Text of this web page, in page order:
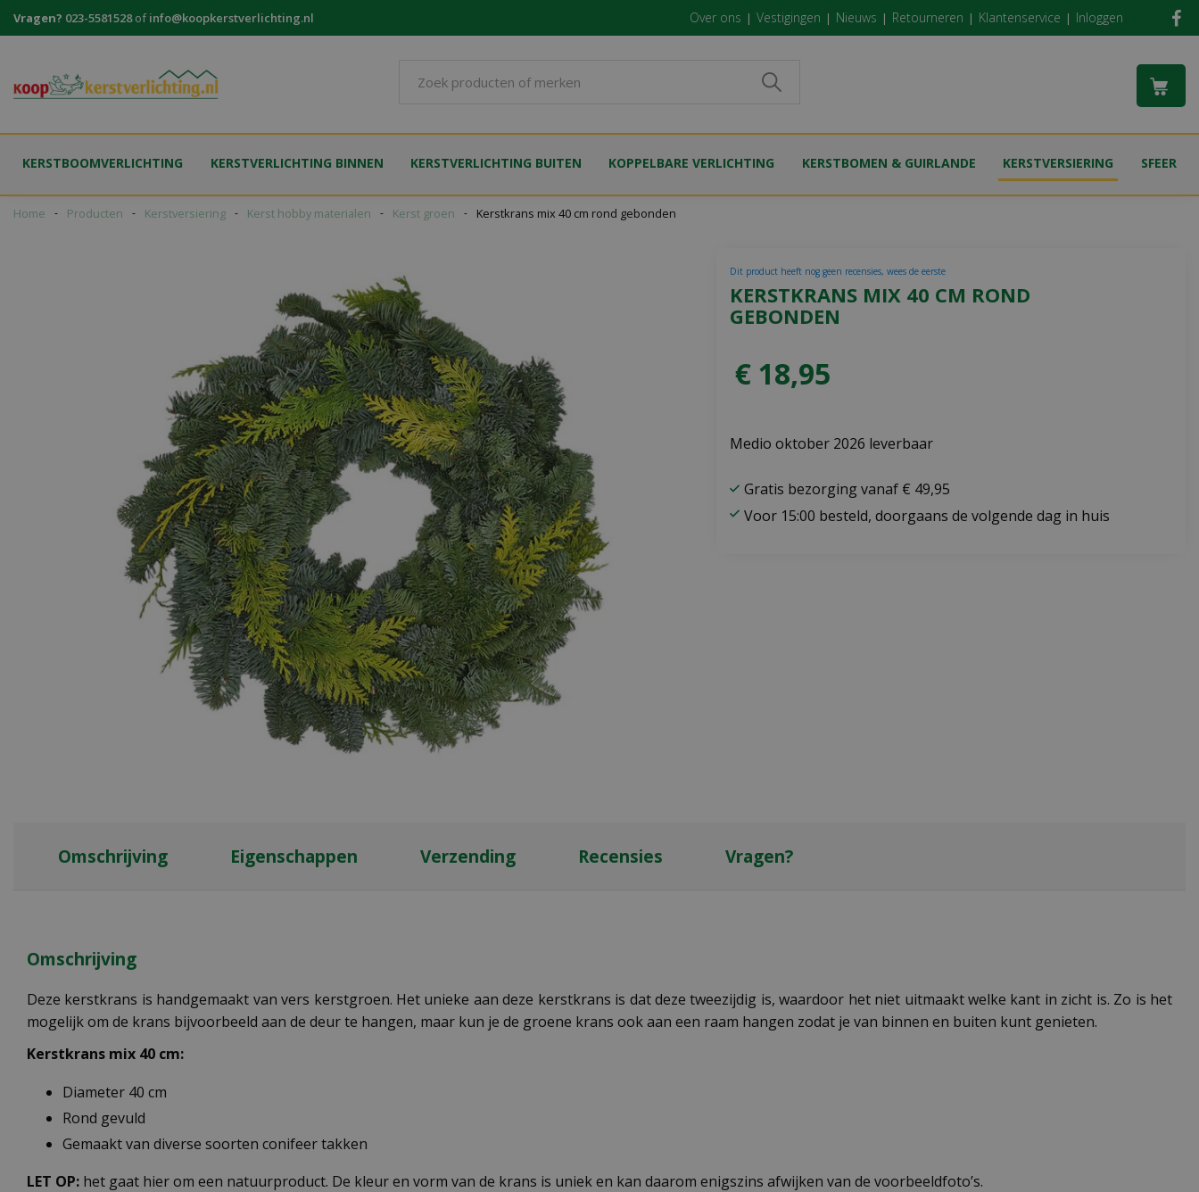
naar
Home Producten Kerstversiering Kerst hobby materialen Kerst groen Kerstkrans mix 40 cm rond gebonden
Vragen? 023-5581528ofinfo@koopkerstverlichting.nl Over ons Vestigingen Nieuws Retourneren Klantenservice Inloggen
KERSTBOOMVERLICHTING KERSTVERLICHTING BINNEN KERSTVERLICHTING BUITEN KOPPELBARE VERLICHTING KERSTBOMEN & GUIRLANDE KERSTVERSIERING SFEER
KERSTKRANS MIX 40 CM ROND
GEBONDEN
Dit product heeft nog geen recensies, wees de eerste
€ 18,95
Medio oktober 2026 leverbaar
Gratis bezorging vanaf € 49,95
Voor 15:00 besteld, doorgaans de volgende dag in huis
Omschrijving Eigenschappen Verzending Recensies Vragen?
Omschrijving
Deze kerstkrans is handgemaakt van vers kerstgroen. Het unieke aan deze kerstkrans is dat deze tweezijdig is, waardoor het niet uitmaakt welke kant in zicht is. Zo is het
mogelijk om de krans bijvoorbeeld aan de deur te hangen, maar kun je de groene krans ook aan een raam hangen zodat je van binnen en buiten kunt genieten.
Kerstkrans mix 40 cm:
Diameter 40 cm
Rond gevuld
Gemaakt van diverse soorten conifeer takken
LET OP: het gaat hier om een natuurproduct. De kleur en vorm van de krans is uniek en kan daarom enigszins afwijken van de voorbeeldfoto’s.